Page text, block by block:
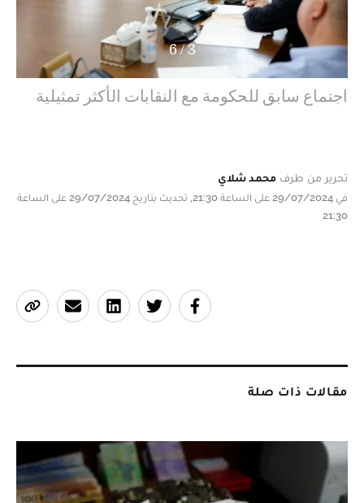
3
/
6
اجتماع سابق للحكومة مع النقابات الأكثر تمثيلية
تحرير من طرف محمد شلاي
في 29/07/2024 على الساعة 21:30, تحديث بتاريخ 29/07/2024 على الساعة
21:30
مقالات ذات صلة